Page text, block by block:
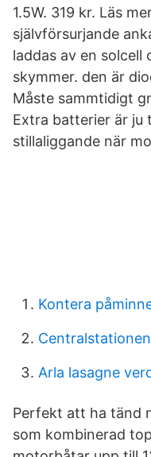
1.5W. 319 kr. Läs
självförsurjande
laddas av en solcell
skymmer. den är
Måste sammtidigt
Extra batterier är
stillaliggande när
Kontera
Arla lasagne
Perfekt att ha tänd
som kombinerad